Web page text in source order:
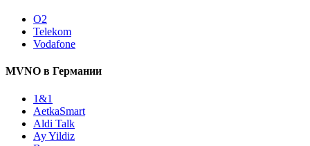
O2
Telekom
Vodafone
MVNO в Германии
1&1
AetkaSmart
Aldi Talk
Ay Yildiz